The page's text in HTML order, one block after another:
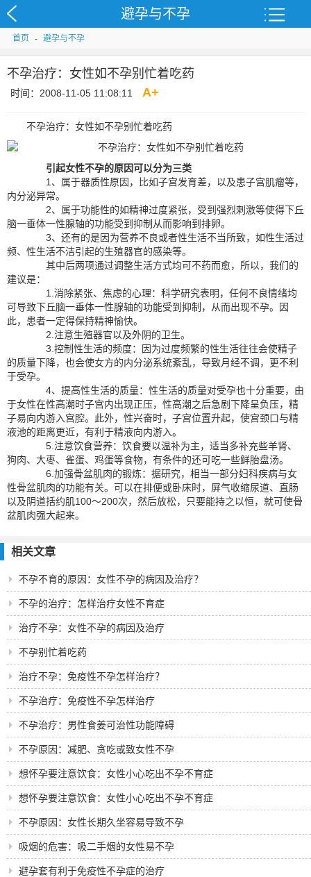
避孕与不孕
首页 - 避孕与不孕
不孕治疗：女性如不孕别忙着吃药
时间：2008-11-05 11:08:11 A+
不孕治疗：女性如不孕别忙着吃药
引起女性不孕的原因可以分为三类
1、属于器质性原因，比如子宫发育差，以及患子宫肌瘤等，
内分泌异常。
2、属于功能性的如精神过度紧张，受到强烈刺激等使得下丘
脑一垂体一性腺轴的功能受到抑制从而影响到排卵。
3、还有的是因为营养不良或者性生活不当所致，如性生活过
频、性生活不洁引起的生殖器官的感染等。
其中后两项通过调整生活方式均可不药而愈，所以，我们的
建议是：
1.消除紧张、焦虑的心理：科学研究表明，任何不良情绪均
可导致下丘脑一垂体一性腺轴的功能受到抑制，从而出现不孕。因
此，患者一定得保持精神愉快。
2.注意生殖器官以及外阴的卫生。
3.控制性生活的频度：因为过度频繁的性生活往往会使精子
的质量下降，也会使女方的内分泌系统紊乱，导致月经不调，更不利
于受孕。
4、提高性生活的质量：性生活的质量对受孕也十分重要，由
于女性在性高潮时子宫内出现正压，性高潮之后急剧下降呈负压，精
子易向内游入宫腔。此外，性兴奋时，子宫位置升起，使宫颈口与精
液池的距离更近，有利于精液向内游入。
5.注意饮食营养：饮食要以温补为主，适当多补充些羊肾、
狗肉、大枣、雀蛋、鸡蛋等食物，有条件的还可吃一些鲜胎盘汤。
6.加强骨盆肌肉的锻炼：据研究，相当一部分妇科疾病与女
性骨盆肌肉的功能有关。可以在排便或卧床时，屏气收缩尿道、直肠
以及阴道括约肌100～200次，然后放松，只要能持之以恒，就可使骨
盆肌肉强大起来。
相关文章
不孕不育的原因：女性不孕的病因及治疗？
不孕的治疗：怎样治疗女性不育症
治疗不孕：女性不孕的病因及治疗
不孕别忙着吃药
治疗不孕：免疫性不孕怎样治疗？
不孕治疗：免疫性不孕怎样治疗
不孕治疗：男性食姜可治性功能障碍
不孕原因：减肥、贪吃或致女性不孕
想怀孕要注意饮食：女性小心吃出不孕不育症
想怀孕要注意饮食：女性小心吃出不孕不育症
不孕原因：女性长期久坐容易导致不孕
吸烟的危害：吸二手烟的女性易不孕
避孕套有利于免疫性不孕症的治疗